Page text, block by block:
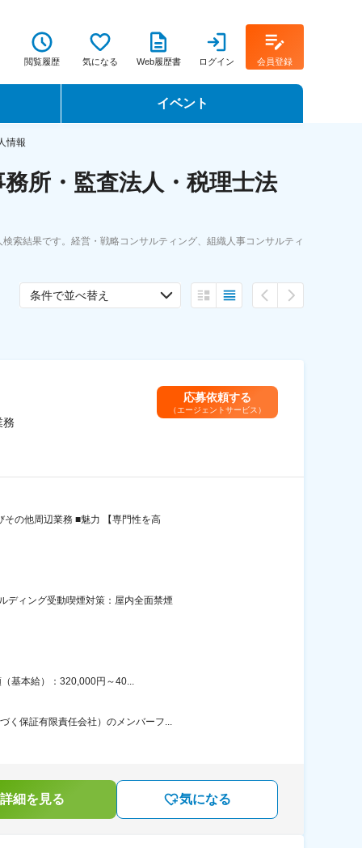
閲覧履歴 気になる Web履歴書 ログイン 会員登録
イベント
転職フェア
情報
所・監査法人・税理士法
索結果です。経営・戦略コンサルティング、組織人事コンサルティ
条件で並べ替え
務
応募依頼する
（エージェントサービス）
の他周辺業務 ■魅力 【専門性を高
ディング受動喫煙対策：屋内全面禁煙
基本給）：320,000円～40...
保証有限責任会社）のメンバーフ...
細を見る 気になる